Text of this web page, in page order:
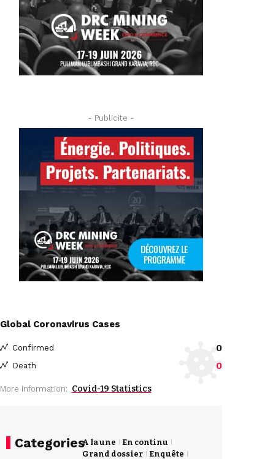
- Publicite -
Global Coronavirus Cases
Confirmed 0
Death 0
More Information: Covid-19 Statistics
CategoriesA la une
En continu
Grand dossier
Enquête